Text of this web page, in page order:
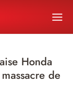
Honda
de